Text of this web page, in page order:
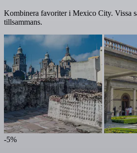
Kombinera favoriter i Mexico City. Vissa
tillsammans.
-5%